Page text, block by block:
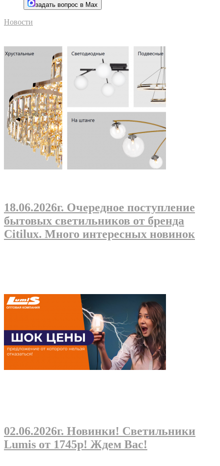
задать вопрос в Max
Новости
18.06.2026г. Очередное поступление
бытовых светильников от бренда
Citilux. Много интересных новинок
02.06.2026г. Новинки! Светильники
Lumis от 1745р! Ждем Вас!